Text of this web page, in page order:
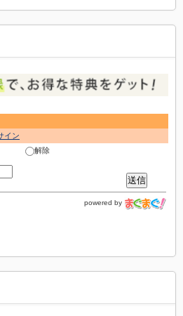
イン
解除
powered by